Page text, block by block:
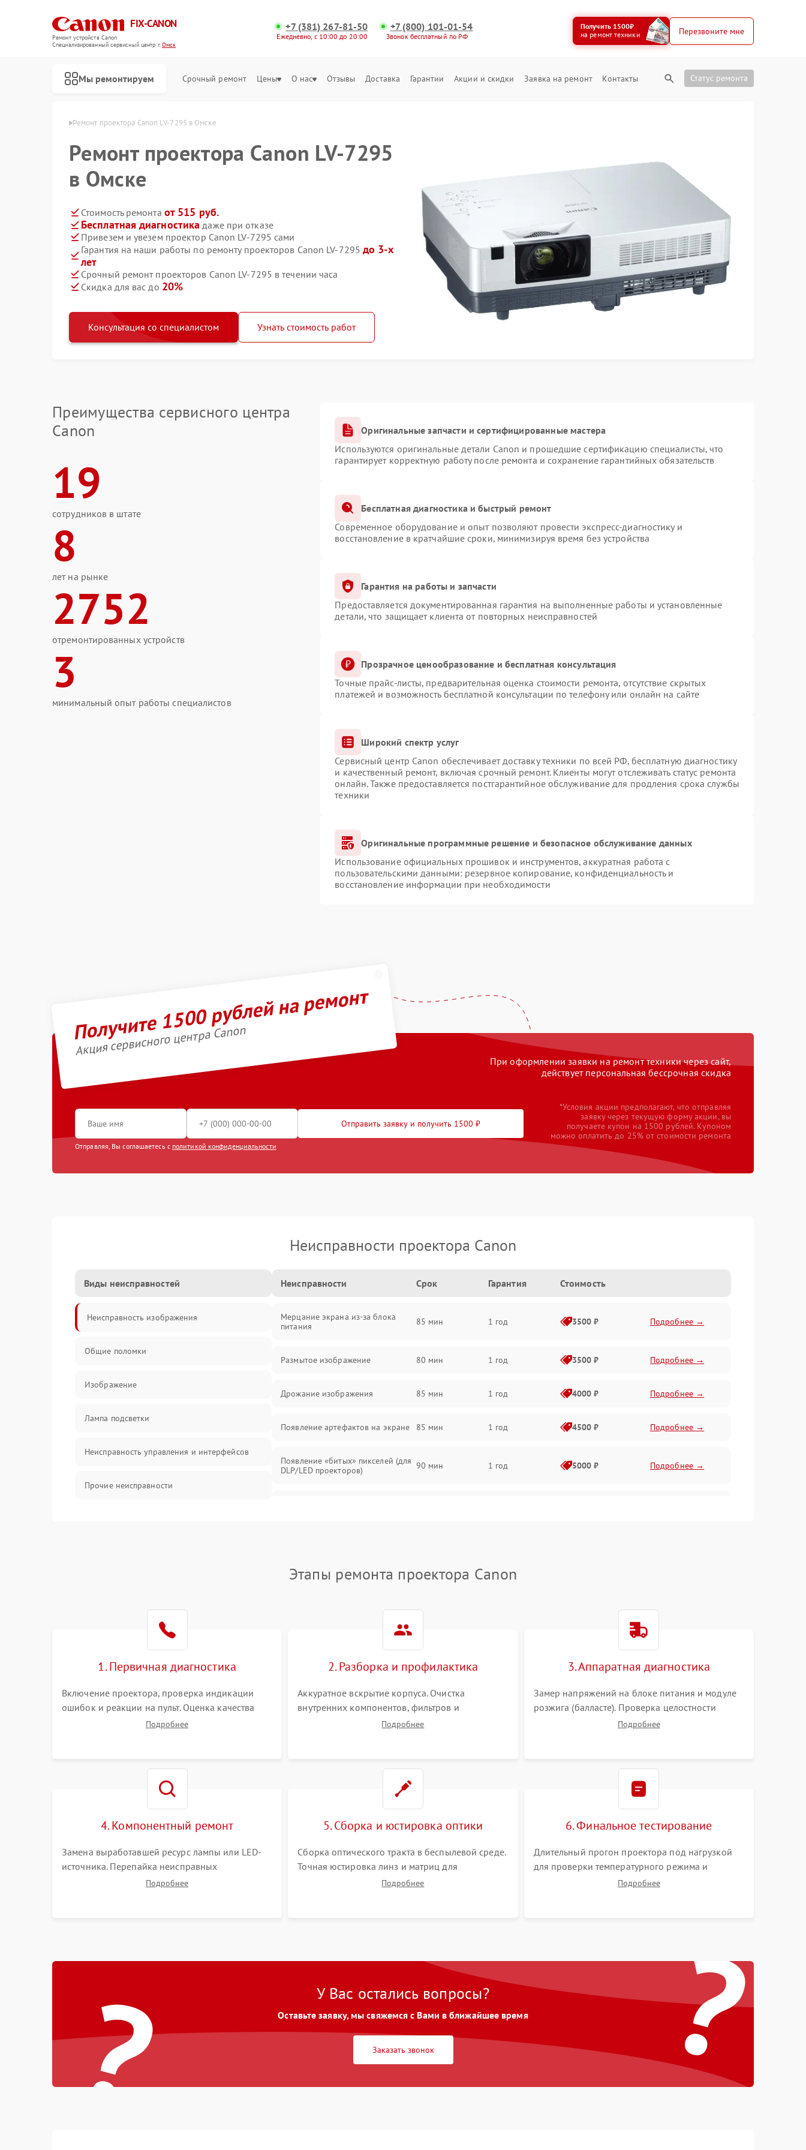
FIX-CANON
Ремонт устройств Canon
Специализированный cервисный центр г.Омск
+7 (381) 267-81-50
Ежедневно, с 10:00 до 20:00
+7 (800) 101-01-54
Звонок бесплатный по РФ
Получить 1500₽
на ремонт техники
Перезвоните мне
Мы ремонтируем Срочный ремонт Цены О нас Отзывы Доставка Гарантии Акции и скидки Заявка на ремонт Контакты Статус ремонта
Ремонт проектора Canon LV-7295 в Омске
Ремонт проектора Canon LV-7295
в Омске
Стоимость ремонта от 515 руб.
Бесплатная диагностика даже при отказе
Привезем и увезем проектор Canon LV-7295 сами
Гарантия на наши работы по ремонту проекторов Canon LV-7295 до 3-х
лет
Срочный ремонт проекторов Canon LV-7295 в течении часа
Скидка для вас до 20%
Консультация со специалистом Узнать стоимость работ
Преимущества сервисного центра
Canon
19
сотрудников в штате
8
лет на рынке
2752
отремонтированных устройств
3
минимальный опыт работы специалистов
Оригинальные запчасти и сертифицированные мастера
Используются оригинальные детали Canon и прошедшие сертификацию специалисты, что
гарантирует корректную работу после ремонта и сохранение гарантийных обязательств
Бесплатная диагностика и быстрый ремонт
Современное оборудование и опыт позволяют провести экспресс-диагностику и
восстановление в кратчайшие сроки, минимизируя время без устройства
Гарантия на работы и запчасти
Предоставляется документированная гарантия на выполненные работы и установленные
детали, что защищает клиента от повторных неисправностей
Прозрачное ценообразование и бесплатная консультация
Точные прайс-листы, предварительная оценка стоимости ремонта, отсутствие скрытых
платежей и возможность бесплатной консультации по телефону или онлайн на сайте
Широкий спектр услуг
Сервисный центр Canon обеспечивает доставку техники по всей РФ, бесплатную диагностику
и качественный ремонт, включая срочный ремонт. Клиенты могут отслеживать статус ремонта
онлайн. Также предоставляется постгарантийное обслуживание для продления срока службы
техники
Оригинальные программные решение и безопасное обслуживание данных
Использование официальных прошивок и инструментов, аккуратная работа с
пользовательскими данными: резервное копирование, конфиденциальность и
восстановление информации при необходимости
Получите 1500 рублей на ремонт
Акция сервисного центра Canon
При оформлении заявки на ремонт техники через сайт,
действует персональная бессрочная скидка
Отправить заявку и получить 1500 ₽
Отправляя, Вы соглашаетесь с политикой конфиденциальности
*Условия акции предполагают, что отправляя
заявку через текущую форму акции, вы
получаете купон на 1500 рублей. Купоном
можно оплатить до 25% от стоимости ремонта
Неисправности проектора Canon
Виды неисправностей
Неисправность изображения
Общие поломки
Изображение
Лампа подсветки
Неисправность управления и интерфейсов
Прочие неисправности
Неисправности Срок Гарантия Стоимость
Мерцание экрана из-за блока
питания
85 мин 1 год 3500 ₽ Подробнее →
Размытое изображение 80 мин 1 год 3500 ₽ Подробнее →
Дрожание изображения 85 мин 1 год 4000 ₽ Подробнее →
Появление артефактов на экране 85 мин 1 год 4500 ₽ Подробнее →
Появление «битых» пикселей (для
DLP/LED проекторов)
90 мин 1 год 5000 ₽ Подробнее →
коррекция трапеции (Keystone)
Проблемы с масштабированием
80 мин 3500 ₽ Подробнее →
Этапы ремонта проектора Canon
1. Первичная диагностика
Включение проектора, проверка индикации
ошибок и реакции на пульт. Оценка качества
проекции, яркости лампы, наличия артефактов
Подробнее
2. Разборка и профилактика
Аккуратное вскрытие корпуса. Очистка
внутренних компонентов, фильтров и
вентиляторов от накопившейся пыли.
Подробнее
3. Аппаратная диагностика
Замер напряжений на блоке питания и модуле
розжига (балласте). Проверка целостности
цветового колеса (DLP) или поляризаторов (LCD).
Подробнее
4. Компонентный ремонт
Замена выработавшей ресурс лампы или LED-
источника. Перепайка неисправных
компонентов на платах. Замена DMD-чипа при
Подробнее
5. Сборка и юстировка оптики
Сборка оптического тракта в беспылевой среде.
Точная юстировка линз и матриц для
правильного сведения цветов и устранения
Подробнее
6. Финальное тестирование
Длительный прогон проектора под нагрузкой
для проверки температурного режима и
отсутствия перегрева. Оценка фокуса,
Подробнее
? ?
У Вас остались вопросы?
Оставьте заявку, мы свяжемся с Вами в ближайшее время
Заказать звонок